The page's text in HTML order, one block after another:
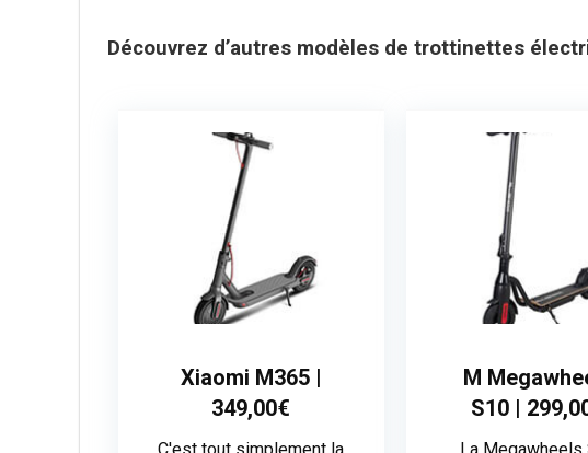
Découvrez d’autres modèles de trottinettes
Xiaomi M365 |
349,00€
M
S10 |